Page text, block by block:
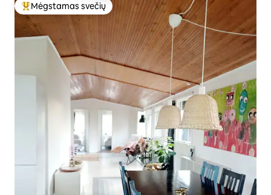
Svečių mėgstamiausias
Mėgstamas svečių